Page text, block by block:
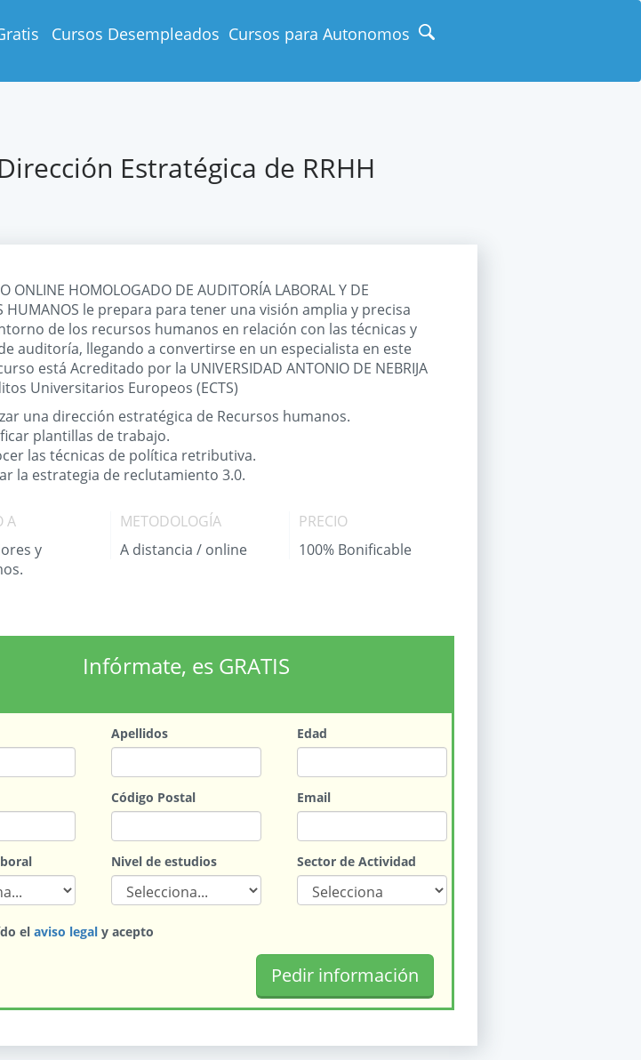
Cursos Desempleados Cursos para Autonomos
Estratégica de RRHH
ONLINE HOMOLOGADO DE AUDITORÍA LABORAL Y DE
HUMANOS le prepara para tener una visión amplia y precisa
de los recursos humanos en relación con las técnicas y
auditoría, llegando a convertirse en un especialista en este
está Acreditado por la UNIVERSIDAD ANTONIO DE NEBRIJA
Universitarios Europeos (ECTS)
una dirección estratégica de Recursos humanos.
plantillas de trabajo.
las técnicas de política retributiva.
la estrategia de reclutamiento 3.0.
A
y
METODOLOGÍA
A distancia / online
PRECIO
100% Bonificable
Infórmate, es GRATIS
Apellidos Edad
Código Postal Email
Nivel de estudios Sector de Actividad
elaviso legal y acepto